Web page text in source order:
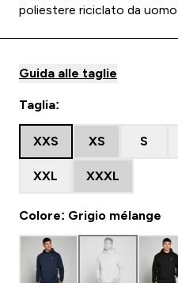
poliestere riciclato da uomo
Guida alle taglie
Taglia:
XXS XS S
XXL XXXL
Colore: Grigio mélange